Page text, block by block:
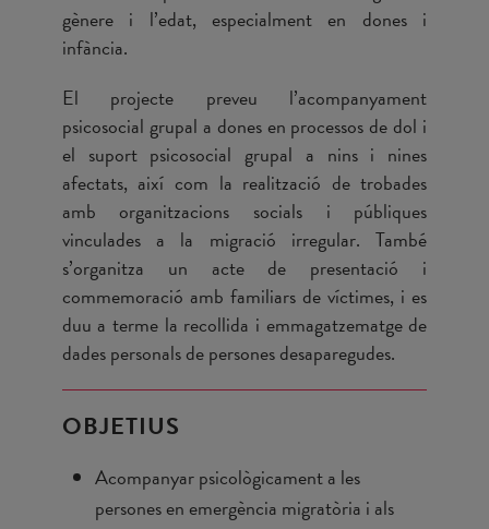
gènere i l’edat, especialment en dones i
infància.
El projecte preveu l’acompanyament
psicosocial grupal a dones en processos de dol i
el suport psicosocial grupal a nins i nines
afectats, així com la realització de trobades
amb organitzacions socials i públiques
vinculades a la migració irregular. També
s’organitza un acte de presentació i
commemoració amb familiars de víctimes, i es
duu a terme la recollida i emmagatzematge de
dades personals de persones desaparegudes.
OBJETIUS
Acompanyar psicològicament a les
persones en emergència migratòria i als